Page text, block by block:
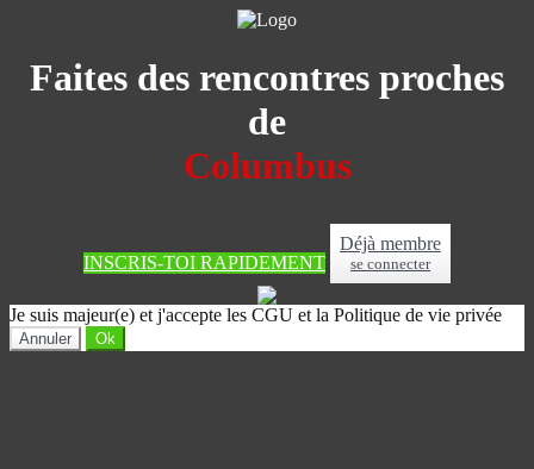
Faites des rencontres proches
de
Columbus
INSCRIS-TOI RAPIDEMENT
Déjà membre
se connecter
Je suis majeur(e) et j'accepte les CGU et la Politique de vie privée
Annuler Ok